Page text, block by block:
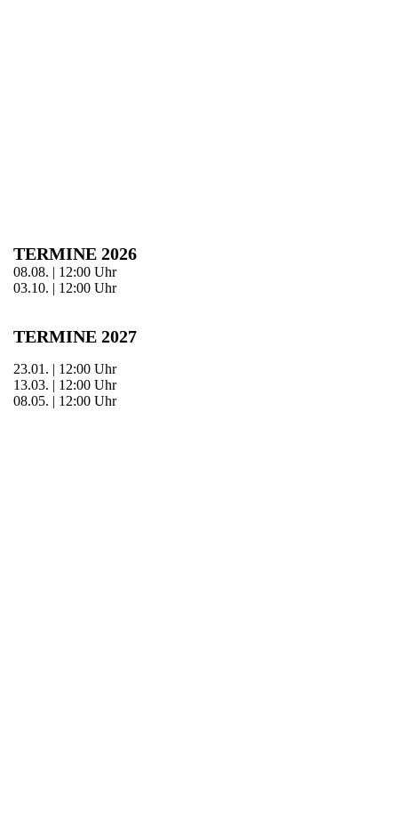
TERMINE 2026
08.08. | 12:00 Uhr
03.10. | 12:00 Uhr
TERMINE 2027
23.01. | 12:00 Uhr
13.03. | 12:00 Uhr
08.05. | 12:00 Uhr